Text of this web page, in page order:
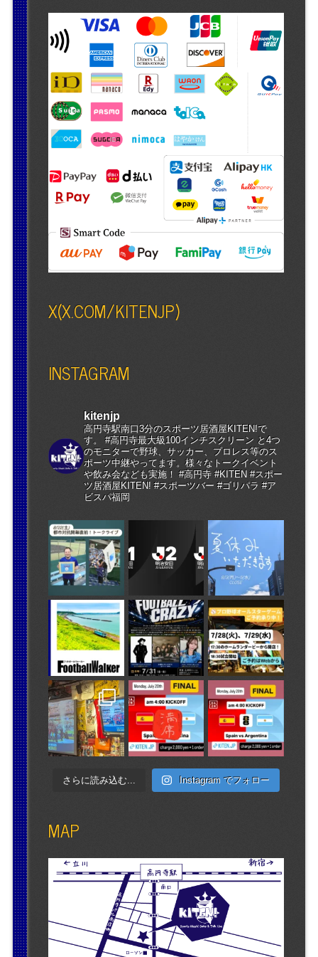
X(X.COM/KITENJP)
INSTAGRAM
kitenjp
高円寺駅南口3分のスポーツ居酒屋KITEN!で
す。 #高円寺最大級100インチスクリーン と4つ
のモニターで野球、サッカー、プロレス等のス
ポーツ中継やってます。様々なトークイベント
や飲み会なども実施！ #高円寺 #KITEN #スポー
ツ居酒屋KITEN! #スポーツバー #ゴリパラ #ア
ビスパ福岡
さらに読み込む... Instagram でフォロー
MAP